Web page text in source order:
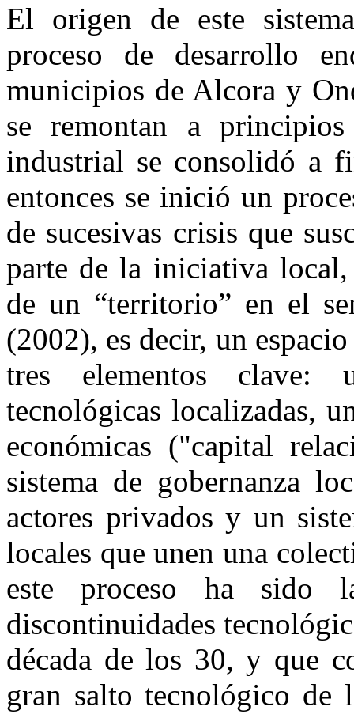
El origen de este
proceso de desarrollo
municipios de Alcora y
se remontan a
industrial se consolidó a
entonces se inició un
de sucesivas crisis que
parte de la iniciativa
de un “territorio” en el
(2002), es decir, un
tres elementos clave:
tecnológicas localizadas,
económicas ("capital
sistema de gobernanza
actores privados y un
locales que unen una
este proceso ha sido
discontinuidades
década de los 30, y que
gran salto tecnológico de